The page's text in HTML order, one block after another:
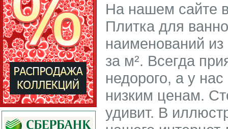
На нашем сайте
Плитка для
наименований
за м². Всегда
недорого, а у
низким ценам.
удивит. В